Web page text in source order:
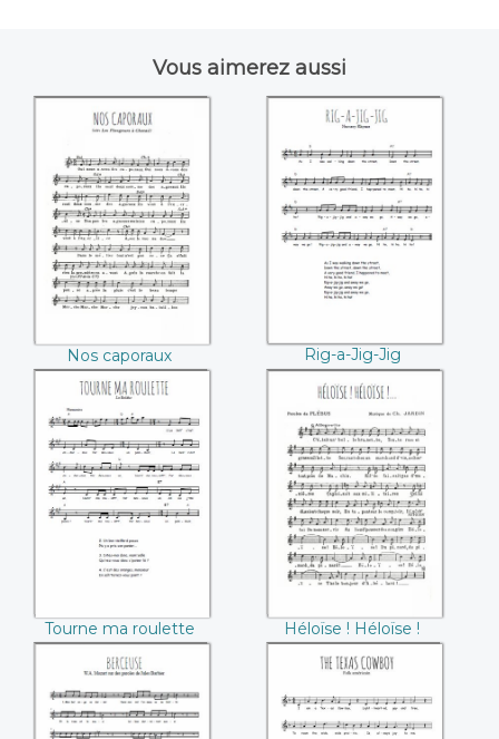
Vous aimerez aussi
Nos caporaux
((Inconnu))
Nos caporaux
(Inconnu)
Rig-a-Jig-Jig
Rig-a-Jig-Jig
Tourne ma
roulette (La
Bolduc)
Tourne ma roulette
(La Bolduc)
Héloïse ! Héloïse !
(Plébus / Charles
Jardin)
Héloïse ! Héloïse !
(Plébus / Charles
Jardin)
Berceuse (Mozart) The Texas Cowboy